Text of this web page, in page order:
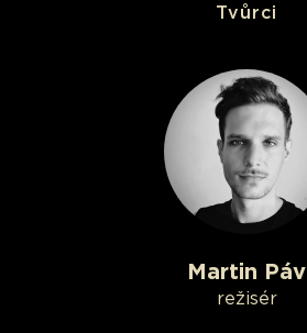
Tvůrci
Martin Páv
režisér